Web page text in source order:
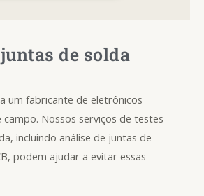
de solda
um fabricante de eletrônicos
Nossos serviços de testes
incluindo análise de juntas de
podem ajudar a evitar essas